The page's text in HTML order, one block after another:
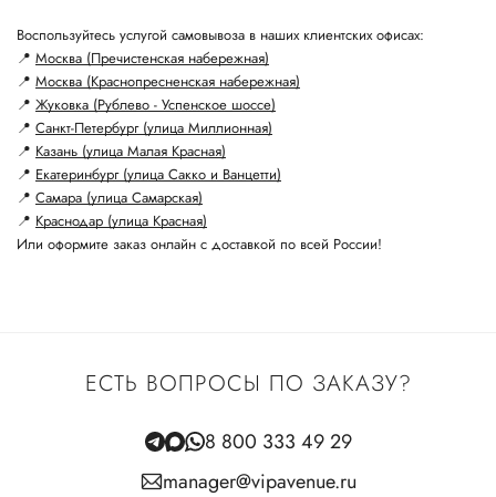
Воспользуйтесь услугой самовывоза в наших клиентских офисах:
📍 Москва (Пречистенская набережная)
📍 Москва (Краснопресненская набережная)
📍 Жуковка (Рублево - Успенское шоссе)
📍 Санкт-Петербург (улица Миллионная)
📍 Казань (улица Малая Красная)
📍 Екатеринбург (улица Сакко и Ванцетти)
📍 Самара (улица Самарская)
📍 Краснодар (улица Красная)
Или оформите заказ онлайн с доставкой по всей России!
ЕСТЬ ВОПРОСЫ ПО ЗАКАЗУ?
8 800 333 49 29
manager@vipavenue.ru